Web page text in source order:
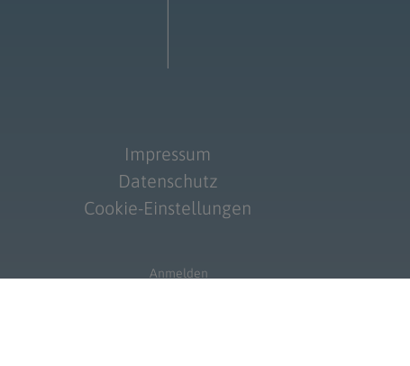
Impressum
Datenschutz
Cookie-Einstellungen
Anmelden